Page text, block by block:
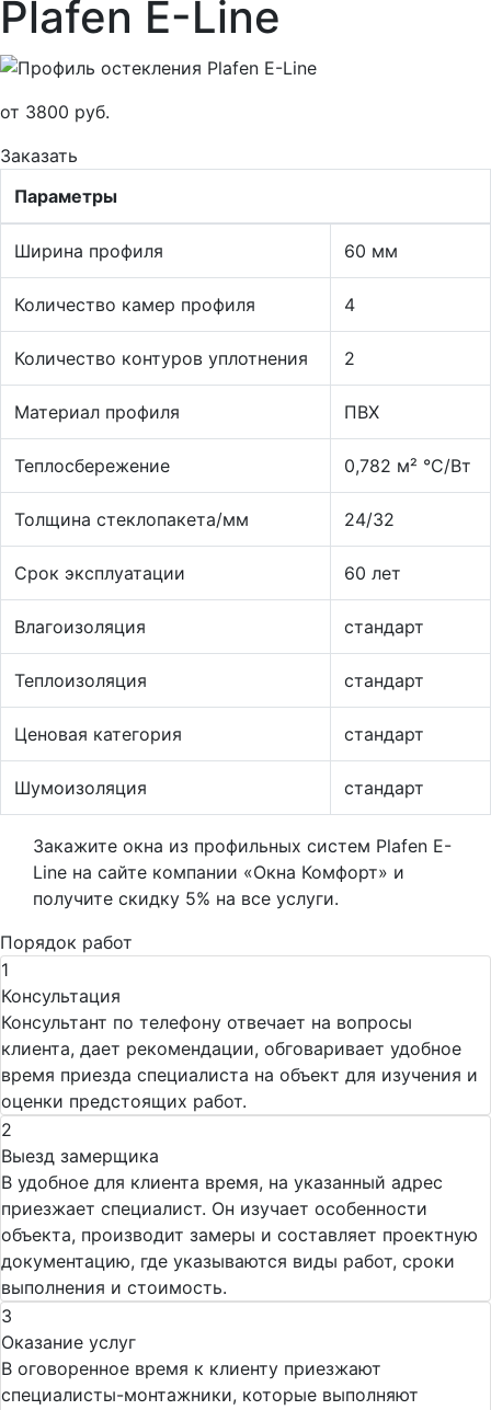
Plafen E-Line
от 3800 руб.
Заказать
Параметры
Ширина профиля 60 мм
Количество камер профиля 4
Количество контуров уплотнения 2
Материал профиля ПВХ
Теплосбережение 0,782 м² °С/Вт
Толщина стеклопакета/мм 24/32
Срок эксплуатации 60 лет
Влагоизоляция стандарт
Теплоизоляция стандарт
Ценовая категория стандарт
Шумоизоляция стандарт
Закажите окна из профильных систем Plafen E-
Line на сайте компании «Окна Комфорт» и
получите скидку 5% на все услуги.
Порядок работ
1
Консультация
Консультант по телефону отвечает на вопросы
клиента, дает рекомендации, обговаривает удобное
время приезда специалиста на объект для изучения и
оценки предстоящих работ.
2
Выезд замерщика
В удобное для клиента время, на указанный адрес
приезжает специалист. Он изучает особенности
объекта, производит замеры и составляет проектную
документацию, где указываются виды работ, сроки
выполнения и стоимость.
3
Оказание услуг
В оговоренное время к клиенту приезжают
специалисты-монтажники, которые выполняют